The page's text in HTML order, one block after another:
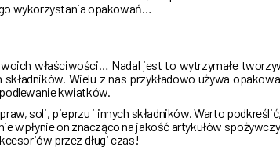
wykorzystania opakowań…
właściwości… Nadal jest to wytrzymałe
Wielu z nas przykładowo używa
kwiatków.
soli, pieprzu i innych składników. Warto
wpłynie on znacząco na jakość artykułów
przez długi czas!